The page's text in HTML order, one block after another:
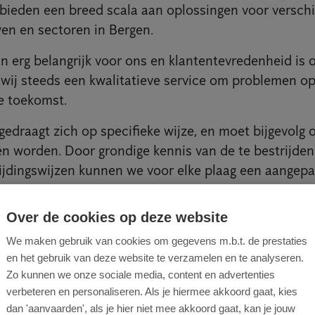
een breed scala aan oplossingen voor
en sectoren in Bergen.
erg belangrijk voor ons en klantentevredenheid is
steeds een kwalitatieve service om problemen
toekomst.
zich op specifieke wijze, en moet bijgevolg
worden. Door grondige kennis van de te
kunnen we voor elke plaag een
ongedierte in Bergen
de hoofdstad van Henegouwen, de vele
Over de cookies op deze website
We maken gebruik van cookies om gegevens m.b.t. de prestaties
en het gebruik van deze website te verzamelen en te analyseren.
Zo kunnen we onze sociale media, content en advertenties
verbeteren en personaliseren. Als je hiermee akkoord gaat, kies
dan 'aanvaarden', als je hier niet mee akkoord gaat, kan je jouw